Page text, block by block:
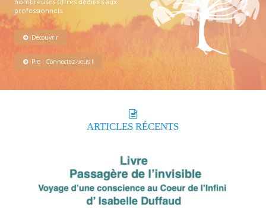
professionnels.
Découvrir
Pro : Connectez-vous !
ARTICLES RÉCENTS